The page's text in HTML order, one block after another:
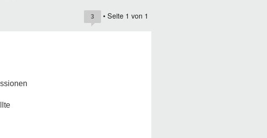
3 • Seite 1 von 1